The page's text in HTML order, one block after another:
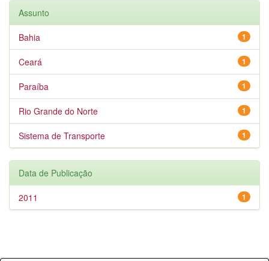
Assunto
1
Bahia
1
Ceará
1
Paraíba
1
Rio Grande do Norte
1
Sistema de Transporte
Data de Publicação
1
2011